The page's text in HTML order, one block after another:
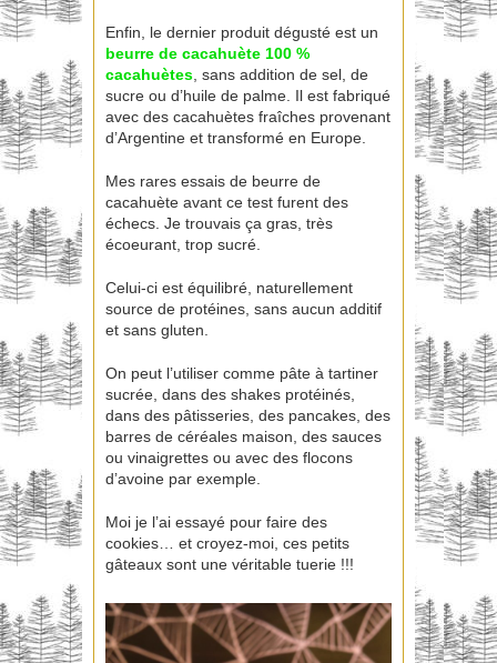
Enfin, le dernier produit dégusté est un
beurre de cacahuète 100 %
cacahuètes , sans addition de sel, de
sucre ou d’huile de palme. Il est fabriqué
avec des cacahuètes fraîches provenant
d’Argentine et transformé en Europe.
Mes rares essais de beurre de
cacahuète avant ce test furent des
échecs. Je trouvais ça gras, très
écoeurant, trop sucré.
Celui-ci est équilibré, naturellement
source de protéines, sans aucun additif
et sans gluten.
On peut l’utiliser comme pâte à tartiner
sucrée, dans des shakes protéinés,
dans des pâtisseries, des pancakes, des
barres de céréales maison, des sauces
ou vinaigrettes ou avec des flocons
d’avoine par exemple.
Moi je l’ai essayé pour faire des
cookies… et croyez-moi, ces petits
gâteaux sont une véritable tuerie !!!